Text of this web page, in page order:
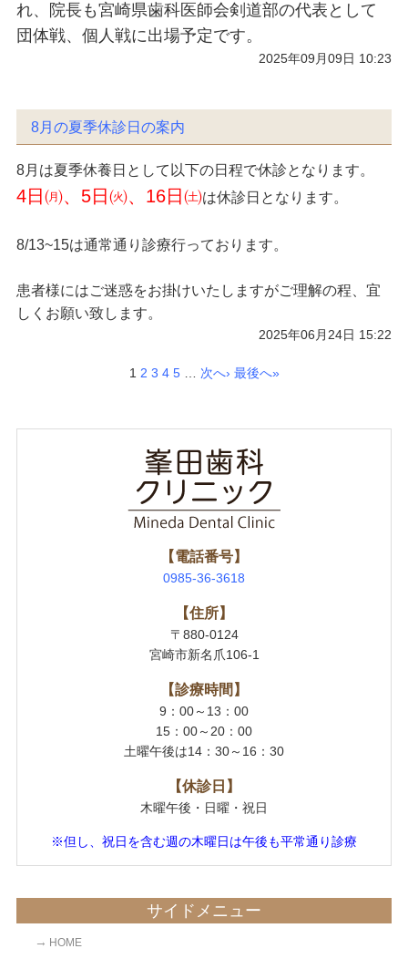
れ、院長も宮崎県歯科医師会剣道部の代表として
団体戦、個人戦に出場予定です。
2025年09月09日 10:23
8月の夏季休診日の案内
8月は夏季休養日として以下の日程で休診となります。
4日㈪、5日㈫、16日㈯は休診日となります。
8/13~15は通常通り診療行っております。
患者様にはご迷惑をお掛けいたしますがご理解の程、宜
しくお願い致します。
2025年06月24日 15:22
1 2 3 4 5 次へ› 最後へ»
【電話番号】
0985-36-3618
【住所】
〒880-0124
宮崎市新名爪106-1
【診療時間】
9：00～13：00
15：00～20：00
土曜午後は14：30～16：30
【休診日】
木曜午後・日曜・祝日
※但し、祝日を含む週の木曜日は午後も平常通り診療
サイドメニュー
HOME